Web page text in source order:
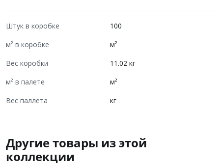
Штук в коробке
100
м² в коробке
м²
Вес коробки
11.02 кг
м² в палете
м²
Вес паллета
кг
Другие товары из этой
коллекции